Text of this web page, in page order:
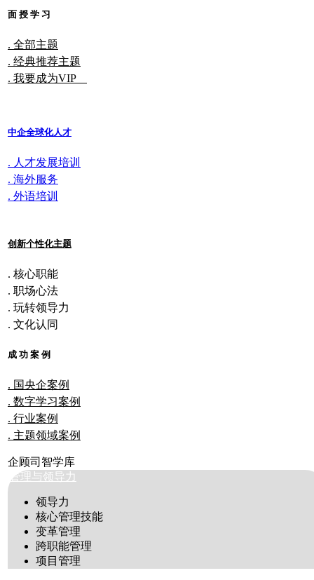
面 授 学 习
. 全部主题
. 经典推荐主题
. 我要成为VIP
中企全球化人才
. 人才发展培训
. 海外服务
. 外语培训
创新个性化主题
. 核心职能
. 职场心法
. 玩转领导力
. 文化认同
成 功 案 例
. 国央企案例
. 数字学习案例
. 行业案例
. 主题领域案例
企顾司智学库
管理与领导力
领导力
核心管理技能
变革管理
跨职能管理
项目管理